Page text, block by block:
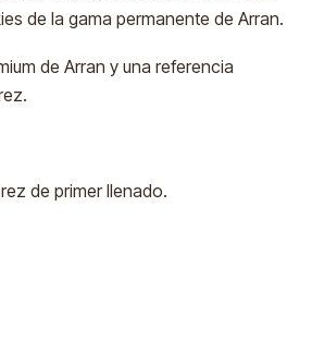
de la gama permanente de Arran.
de Arran y una referencia
de primer llenado.